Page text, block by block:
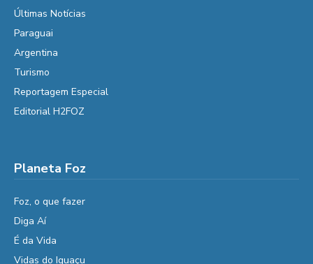
Últimas Notícias
Paraguai
Argentina
Turismo
Reportagem Especial
Editorial H2FOZ
Planeta Foz
Foz, o que fazer
Diga Aí
É da Vida
Vidas do Iguaçu